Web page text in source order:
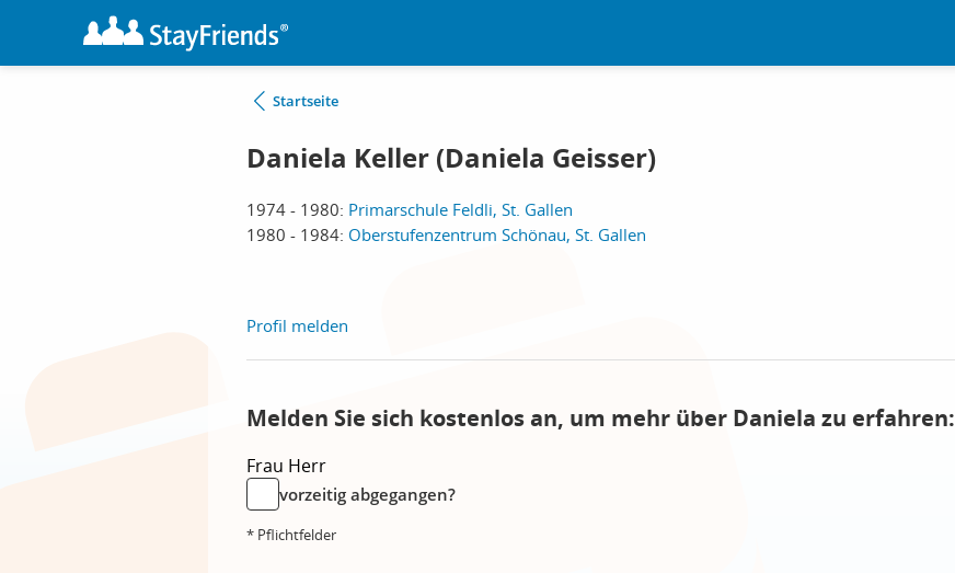
Startseite
Daniela Keller (Daniela Geisser)
1974 - 1980: Primarschule Feldli, St. Gallen
1980 - 1984: Oberstufenzentrum Schönau, St. Gallen
Profil melden
Melden Sie sich kostenlos an, um mehr über Daniela zu erfahren:
Frau Herr
vorzeitig abgegangen?
* Pflichtfelder